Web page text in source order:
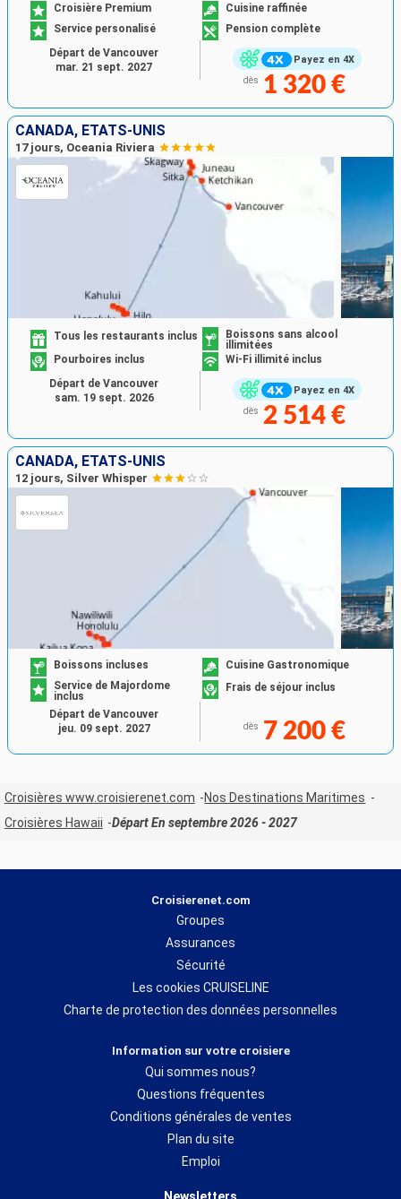
Payez en 4X
Croisière Premium
Cuisine raffinée
Service personalisé
Pension complète
dès 1 320 €
Départ de Vancouver
mar. 21 sept. 2027
CANADA, ÉTATS-UNIS
17 jours, Oceania Riviera
Payez en 4X
Tous les restaurants inclus
Boissons sans alcool
illimitées
Pourboires inclus
Wi-Fi illimité inclus
dès 2 514 €
Départ de Vancouver
sam. 19 sept. 2026
CANADA, ÉTATS-UNIS
12 jours, Silver Whisper
Boissons incluses
Cuisine Gastronomique
Service de Majordome
inclus
Frais de séjour inclus
dès 7 200 €
Départ de Vancouver
jeu. 09 sept. 2027
Croisières www.croisierenet.com
Nos Destinations Maritimes
Croisières Hawaii
Départ En septembre 2026 - 2027
Croisierenet.com
Groupes
Assurances
Sécurité
Les cookies CRUISELINE
Charte de protection des données personnelles
Information sur votre croisiere
Qui sommes nous?
Questions fréquentes
Conditions générales de ventes
Plan du site
Emploi
Newsletters